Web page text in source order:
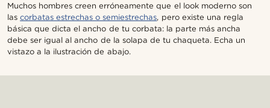
Muchos hombres creen erróneamente que el look moderno son
lascorbatas estrechas o semiestrechas, pero existe una regla
básica que dicta el ancho de tu corbata: la parte más ancha
debe ser igual al ancho de la solapa de tu chaqueta. Echa un
vistazo a la ilustración de abajo.